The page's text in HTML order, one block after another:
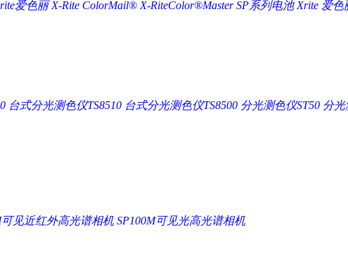
爱色丽 X-Rite ColorMail® X-RiteColor®Master SP系列电池 Xrite 爱色
台式分光测色仪TS8510 台式分光测色仪TS8500 分光测色仪ST50 分光
可见近红外高光谱相机 SP100M可见光高光谱相机